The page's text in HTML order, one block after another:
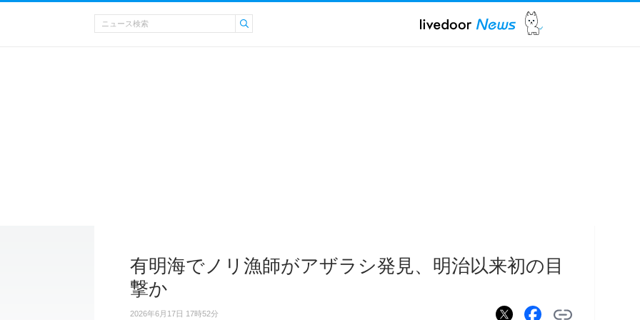
有明海でノリ漁師がアザラシ発見、明治以来初の目
撃か
2026年6月17日 17時52分